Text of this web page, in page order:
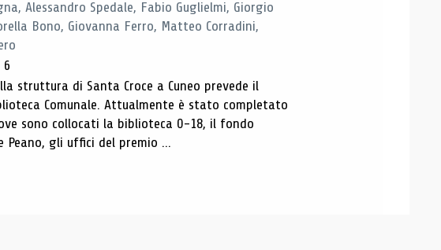
Alessandro Spedale, Fabio Guglielmi, Giorgio
Bono, Giovanna Ferro, Matteo Corradini,
6
struttura di Santa Croce a Cuneo prevede il
Comunale. Attualmente è stato completato
sono collocati la biblioteca 0-18, il fondo
Peano, gli uffici del premio ...